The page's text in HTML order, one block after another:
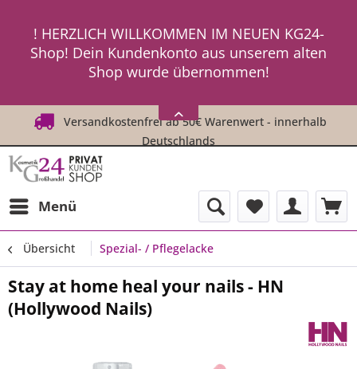
! HERZLICH WILLKOMMEN IM NEUEN KG24-
Shop! Dein Kundenkonto aus unserem alten
Shop wurde übernommen!
ein neues Passwort an ! ! !
Versandkostenfrei ab 50€ Warenwert - innerhalb
Deutschlands
Menü
Übersicht Spezial- / Pflegelacke
Stay at home heal your nails - HN
(Hollywood Nails)